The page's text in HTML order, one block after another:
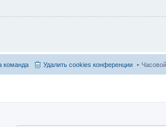
Удалить cookies конференции
команда